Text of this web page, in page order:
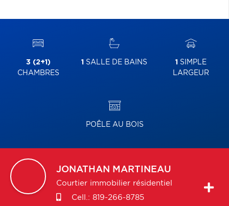
3 (2+1)
CHAMBRES
1 SALLE DE BAINS 1 SIMPLE
LARGEUR
POÊLE AU BOIS
JONATHAN MARTINEAU
Courtier immobilier résidentiel
Cell.: 819-266-8785